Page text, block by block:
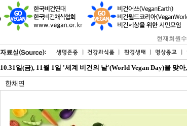
현재회원
10.31일(금), 11월 1일 '세계 비건의 날'(World Vegan Day)을 맞
한채연